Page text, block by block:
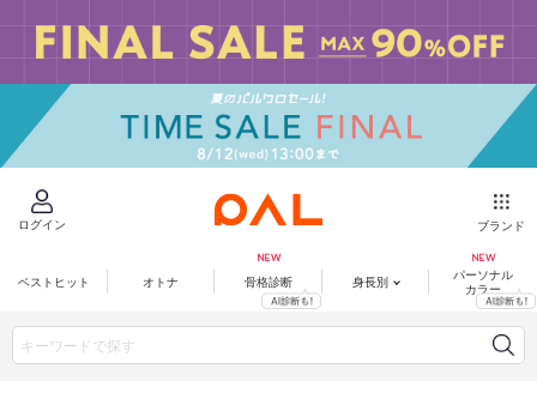
ログイン ブランド
ベストヒット オトナ 骨格診断 身長別
パーソナル
カラー